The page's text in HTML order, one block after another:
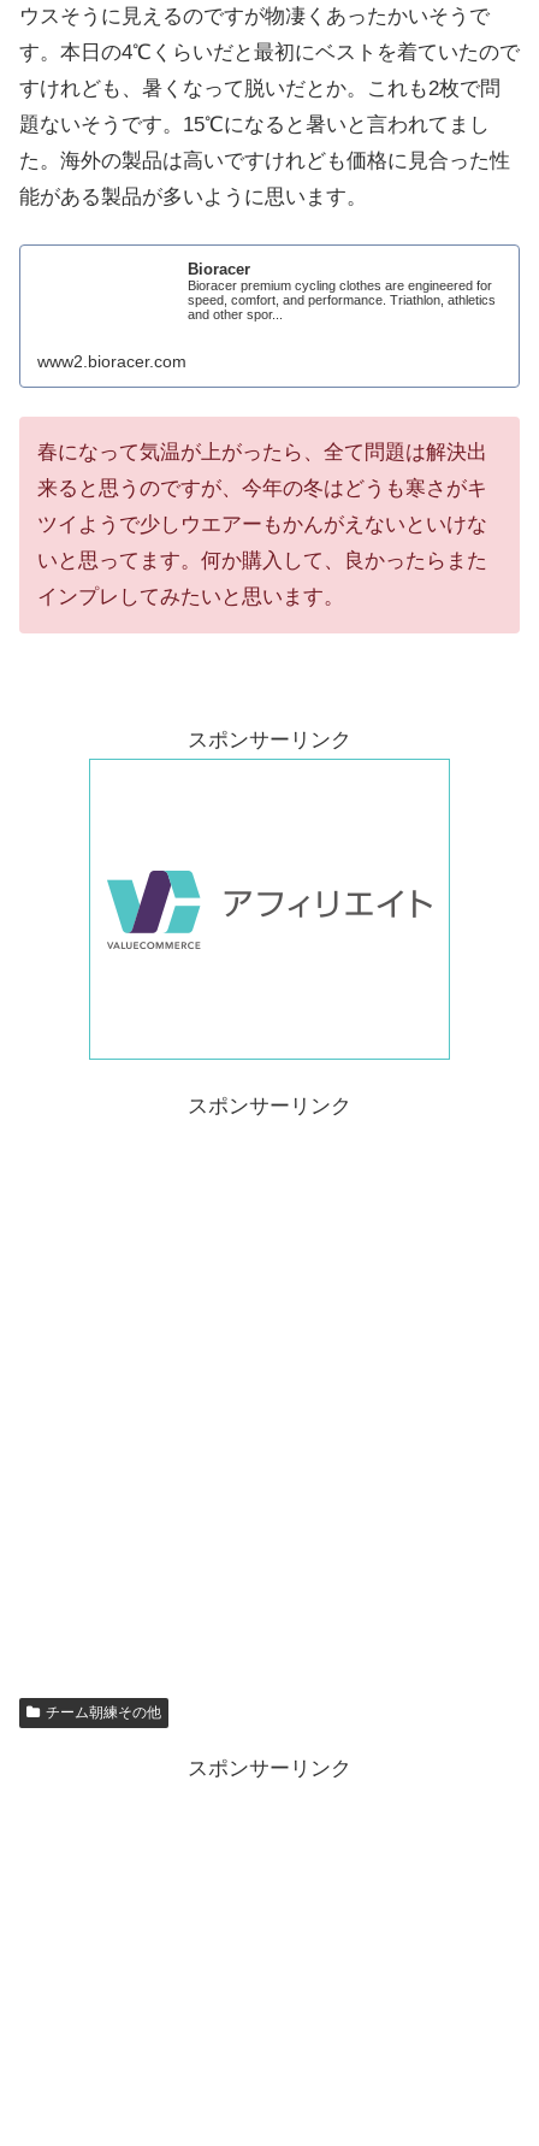
ウスそうに見えるのですが物凄くあったかいそうで
す。本日の4℃くらいだと最初にベストを着ていたので
すけれども、暑くなって脱いだとか。これも2枚で問
題ないそうです。15℃になると暑いと言われてまし
た。海外の製品は高いですけれども価格に見合った性
能がある製品が多いように思います。
Bioracer
Bioracer premium cycling clothes are engineered for
speed, comfort, and performance. Triathlon, athletics
and other spor...
www2.bioracer.com
春になって気温が上がったら、全て問題は解決出
来ると思うのですが、今年の冬はどうも寒さがキ
ツイようで少しウエアーもかんがえないといけな
いと思ってます。何か購入して、良かったらまた
インプレしてみたいと思います。
スポンサーリンク
スポンサーリンク
チーム朝練その他
スポンサーリンク